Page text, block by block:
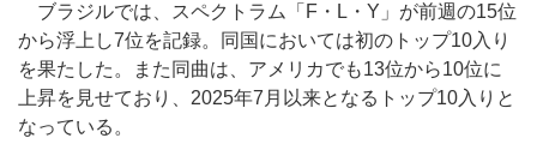
ブラジルでは、スペクトラム「F・L・Y」が前週の15位
から浮上し7位を記録。同国においては初のトップ10入り
を果たした。また同曲は、アメリカでも13位から10位に
上昇を見せており、2025年7月以来となるトップ10入りと
なっている。